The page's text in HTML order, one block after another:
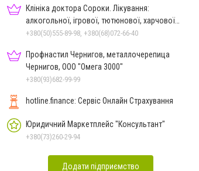
Клініка доктора Сороки. Лікування:
алкогольної, ігрової, тютюнової, харчової
залежностей, неврозів т
+380(50)555-89-98, +380(68)072-66-40
Профнастил Чернигов, металлочерепица
Чернигов, ООО "Омега 3000"
+380(93)682-99-99
hotline.finance: Сервіс Онлайн Страхування
Юридичний Маркетплейс "Консультант"
+380(73)260-29-94
Додати підприємство